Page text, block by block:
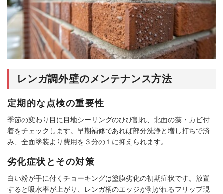
レンガ調外壁のメンテナンス方法
定期的な点検の重要性
季節の変わり目に目地シーリングのひび割れ、北面の藻・カビ付
着をチェックします。早期補修であれば部分洗浄と増し打ちで済
み、全面塗装より費用を３分の１に抑えられます。
劣化症状とその対策
白い粉が手に付くチョーキングは塗膜劣化の初期症状です。放置
すると吸水率が上がり、レンガ柄のエッジが剥がれるフリップ現